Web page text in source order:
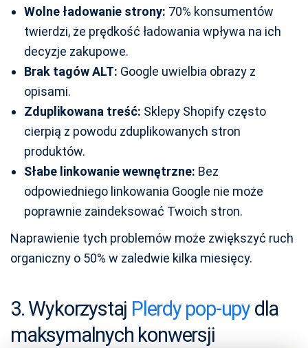
Wolne ładowanie strony: 70% konsumentów
twierdzi, że prędkość ładowania wpływa na ich
decyzje zakupowe.
Brak tagów ALT: Google uwielbia obrazy z
opisami.
Zduplikowana treść: Sklepy Shopify często
cierpią z powodu zduplikowanych stron
produktów.
Słabe linkowanie wewnętrzne: Bez
odpowiedniego linkowania Google nie może
poprawnie zaindeksować Twoich stron.
Naprawienie tych problemów może zwiększyć ruch
organiczny o 50% w zaledwie kilka miesięcy.
3. Wykorzystaj Plerdy pop-upy dla
maksymalnych konwersji